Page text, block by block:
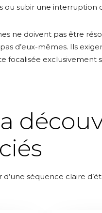
ou subir une interruption
ne doivent pas être
d’eux-mêmes. Ils
focalisée exclusivement
séquence claire